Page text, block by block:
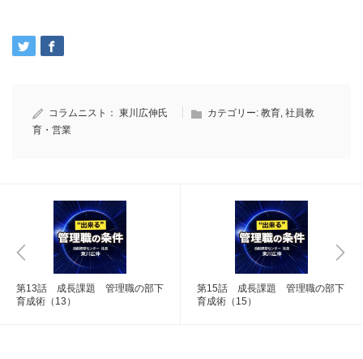
コラムニスト： 東川広伸氏 カテゴリー: 教育, 社員教
育・営業
第13話 成長課題 管理職の部下
育成術（13）
第15話 成長課題 管理職の部下
育成術（15）